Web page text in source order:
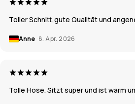
Toller Schnitt,gute Qualität und
Anne 8. Apr. 2026
Tolle Hose. Sitzt super und ist warm